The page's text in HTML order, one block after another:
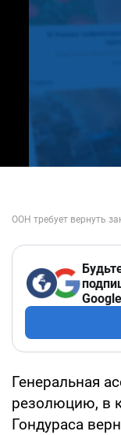
Google
Генеральная
резолюцию, в
Гондураса